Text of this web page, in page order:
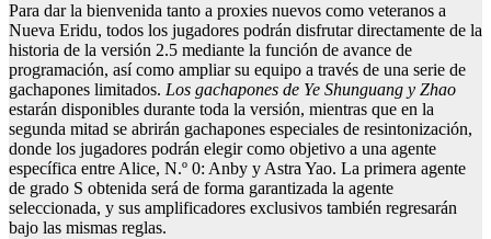
Para dar la bienvenida tanto a proxies nuevos como veteranos a
Nueva Eridu, todos los jugadores podrán disfrutar directamente de la
historia de la versión 2.5 mediante la función de avance de
programación, así como ampliar su equipo a través de una serie de
gachapones limitados. Los gachapones de Ye Shunguang y Zhao
estarán disponibles durante toda la versión, mientras que en la
segunda mitad se abrirán gachapones especiales de resintonización,
donde los jugadores podrán elegir como objetivo a una agente
específica entre Alice, N.º 0: Anby y Astra Yao. La primera agente
de grado S obtenida será de forma garantizada la agente
seleccionada, y sus amplificadores exclusivos también regresarán
bajo las mismas reglas.